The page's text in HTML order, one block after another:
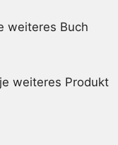
weiteres Buch
weiteres Produkt